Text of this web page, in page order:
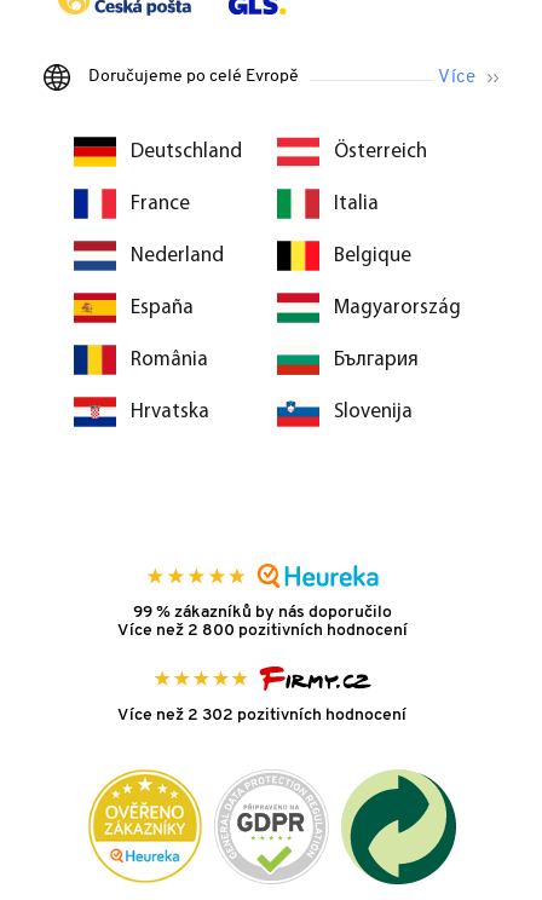
Doručujeme po celé Evropě
Deutschland Österreich
France Italia
Nederland Belgique
España Magyarország
România България
Hrvatska Slovenija
99 % zákazníků by nás doporučilo
Více než 2 800 pozitivních hodnocení
Více než 2 302 pozitivních hodnocení